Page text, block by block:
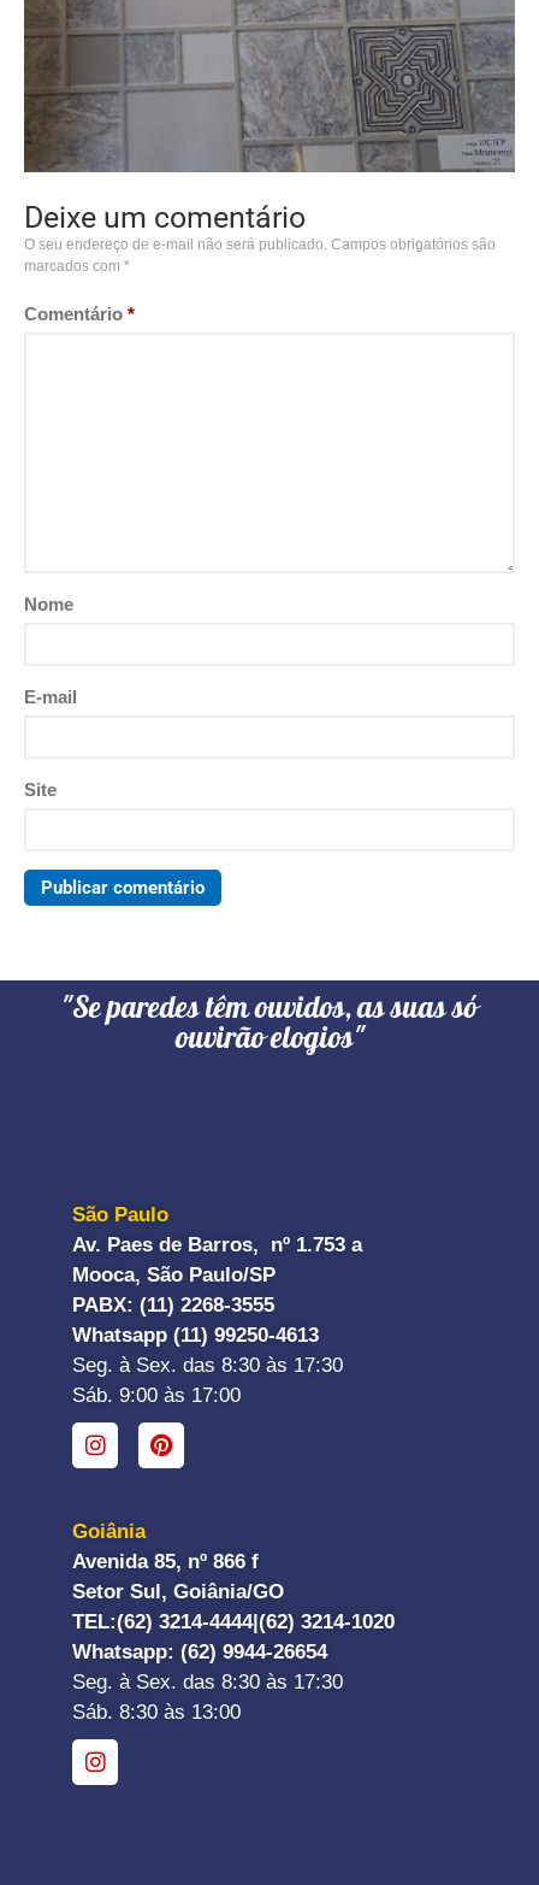
Deixe um comentário
O seu endereço de e-mail não será publicado. Campos obrigatórios são
marcados com *
Comentário *
Nome
E-mail
Site
"Se paredes têm ouvidos, as suas só
ouvirão elogios"
São Paulo
Av. Paes de Barros, nº 1.753 a
Mooca, São Paulo/SP
PABX: (11) 2268-3555
Whatsapp (11) 99250-4613
Seg. à Sex. das 8:30 às 17:30
Sáb. 9:00 às 17:00
Goiânia
Avenida 85, nº 866 f
Setor Sul, Goiânia/GO
TEL:(62) 3214-4444|(62) 3214-1020
Whatsapp: (62) 9944-26654
Seg. à Sex. das 8:30 às 17:30
Sáb. 8:30 às 13:00